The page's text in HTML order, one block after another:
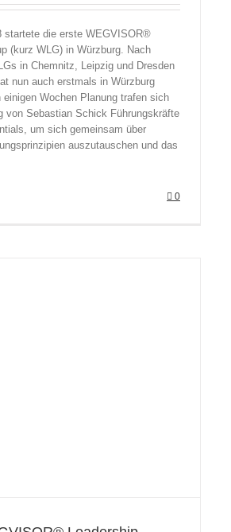
startete die erste WEGVISOR®
(kurz WLG) in Würzburg. Nach
in Chemnitz, Leipzig und Dresden
nun auch erstmals in Würzburg
einigen Wochen Planung trafen sich
von Sebastian Schick Führungskräfte
um sich gemeinsam über
auszutauschen und das
0